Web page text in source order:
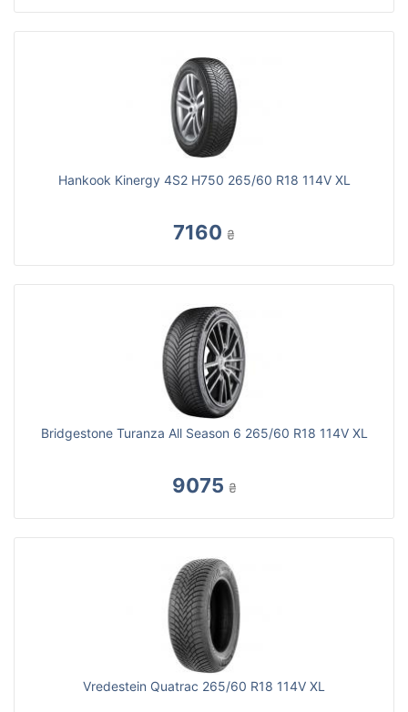
Hankook Kinergy 4S2 H750 265/60 R18 114V XL
7160 ₴
Bridgestone Turanza All Season 6 265/60 R18 114V XL
9075 ₴
Vredestein Quatrac 265/60 R18 114V XL